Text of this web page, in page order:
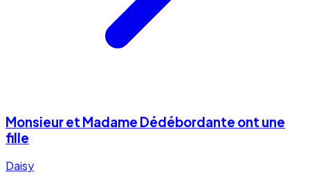
Monsieur et Madame Dédébordante ont une
fille
Daisy